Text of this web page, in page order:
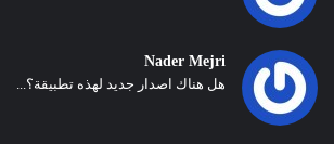
Nader Mejri
هل هناك اصدار جديد لهذه تطبيقة؟...